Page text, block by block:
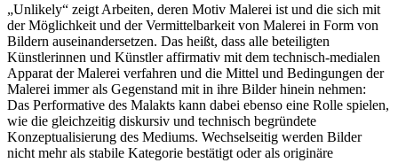
„Unlikely“ zeigt Arbeiten, deren Motiv Malerei ist und die sich mit
der Möglichkeit und der Vermittelbarkeit von Malerei in Form von
Bildern auseinandersetzen. Das heißt, dass alle beteiligten
Künstlerinnen und Künstler affirmativ mit dem technisch-medialen
Apparat der Malerei verfahren und die Mittel und Bedingungen der
Malerei immer als Gegenstand mit in ihre Bilder hinein nehmen:
Das Performative des Malakts kann dabei ebenso eine Rolle spielen,
wie die gleichzeitig diskursiv und technisch begründete
Konzeptualisierung des Mediums. Wechselseitig werden Bilder
nicht mehr als stabile Kategorie bestätigt oder als originäre